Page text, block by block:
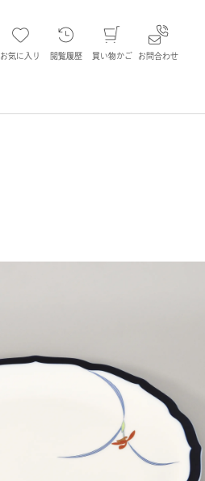
お気に入り 閲覧履歴 買い物かご お問合わせ